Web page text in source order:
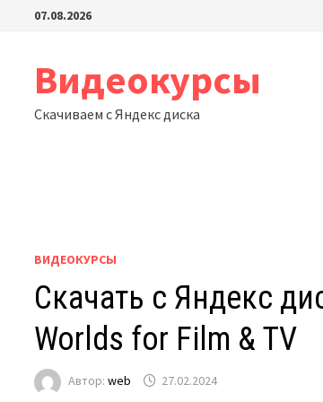
Перейти07.08.2026
Видеокурсы
Скачиваем с Яндекс диска
ВИДЕОКУРСЫ
Скачать с Яндекс
Worlds for Film & TV
Автор:web 27.02.2024